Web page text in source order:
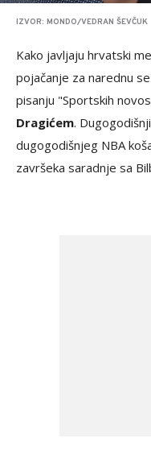
IZVOR: MONDO/VEDRAN ŠEVČUK
Kako javljaju hrvatski
pojačanje za narednu
pisanju "Sportskih
Dragićem.
dugogodišnjeg NBA
završeka saradnje sa